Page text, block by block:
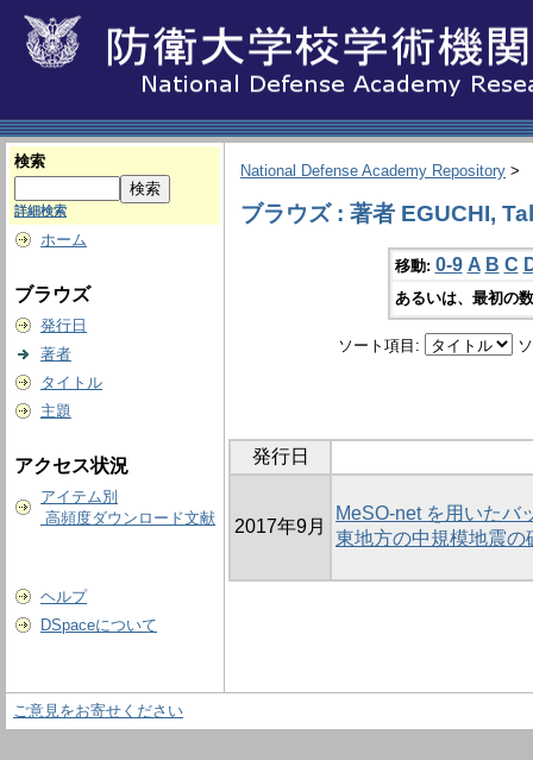
検索
詳細検索
ホーム
ブラウズ
発行日
著者
タイトル
主題
アクセス状況
アイテム別
高頻度ダウンロード文献
ヘルプ
DSpaceについて
National Defense Academy Repository >
ブラウズ : 著者 EGUCHI,
移動: 0-9 A B C
あるいは、最初の
ソート項目:
発行日
2017年9月
MeSO-net を用いたバ
東地方の中規模地震の
ご意見をお寄せください